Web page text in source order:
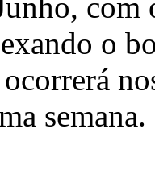
o
semana.